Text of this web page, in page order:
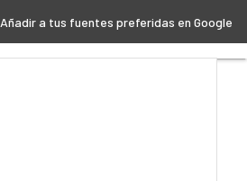
Añadir a tus fuentes preferidas en Google